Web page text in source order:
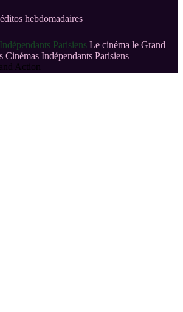
hebdomadaires
Le cinéma le Grand
Cinémas Indépendants Parisiens
Action